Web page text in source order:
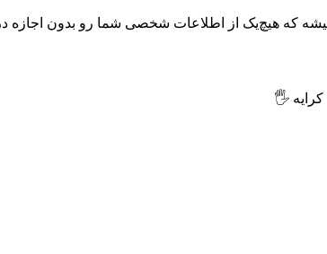
هیچ‌یک از اطلاعات شخصی شما رو بدون اجازه در
کرایه 🖐️